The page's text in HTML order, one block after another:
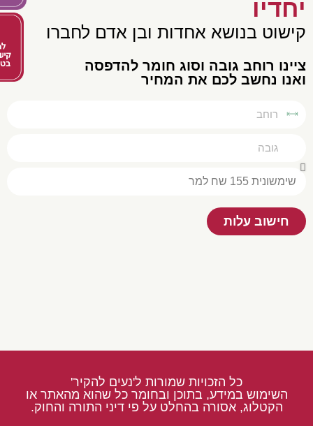
בנושא אחדות ובן אדם לחברו
רוחב גובה וסוג חומר להדפסה
נחשב לכם את המחיר
חישוב עלות
כל הזכויות שמורות ל'נעים להקיר'
השימוש במידע, בתוכן ובחומר כל שהוא מהאתר או
הקטלוג, אסורה בהחלט על פי דיני התורה והחוק.